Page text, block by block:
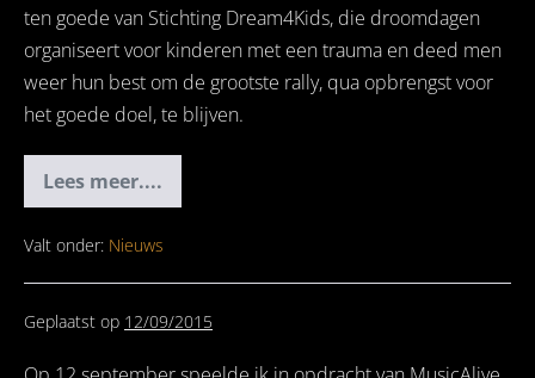
ten goede van Stichting Dream4Kids, die droomdagen
organiseert voor kinderen met een trauma en deed men
weer hun best om de grootste rally, qua opbrengst voor
het goede doel, te blijven.
Lees meer....
Stars
&
Rally
Valt onder: Nieuws
Geplaatst op 12/09/2015